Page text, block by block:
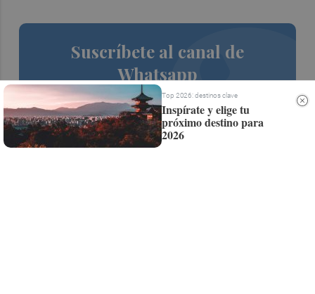
Suscríbete al canal de
Whatsapp
Siempre al día de las últimas noticias
¡Quiero suscribirme!
Top 2026: destinos clave
Inspírate y elige tu
próximo destino para
2026